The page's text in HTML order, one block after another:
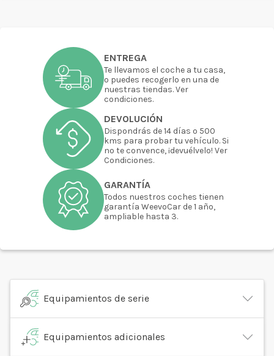
ENTREGA
Te llevamos el coche a tu casa,
o puedes recogerlo en una de
nuestras tiendas. Ver
condiciones.
DEVOLUCIÓN
Dispondrás de 14 días o 500
kms para probar tu vehículo. Si
no te convence, ¡devuélvelo! Ver
Condiciones.
GARANTÍA
Todos nuestros coches tienen
garantía WeevoCar de 1 año,
ampliable hasta 3.
Equipamientos de serie
Equipamientos adicionales